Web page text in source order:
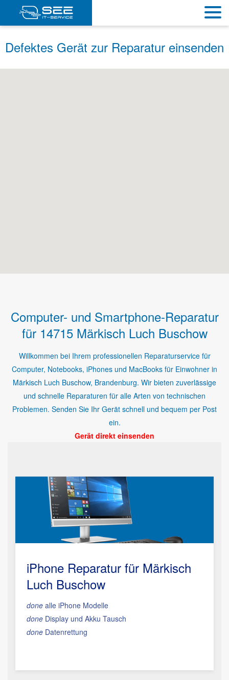
Defektes Gerät zur Reparatur einsenden
Computer- und Smartphone-Reparatur
für 14715 Märkisch Luch Buschow
Willkommen bei Ihrem professionellen Reparaturservice für
Computer, Notebooks, iPhones und MacBooks für Einwohner in
Märkisch Luch Buschow, Brandenburg. Wir bieten zuverlässige
und schnelle Reparaturen für alle Arten von technischen
Problemen. Senden Sie Ihr Gerät schnell und bequem per Post
ein.
Gerät direkt einsenden
iPhone Reparatur für Märkisch
Luch Buschow
done alle iPhone Modelle
done Display und Akku Tausch
done Datenrettung